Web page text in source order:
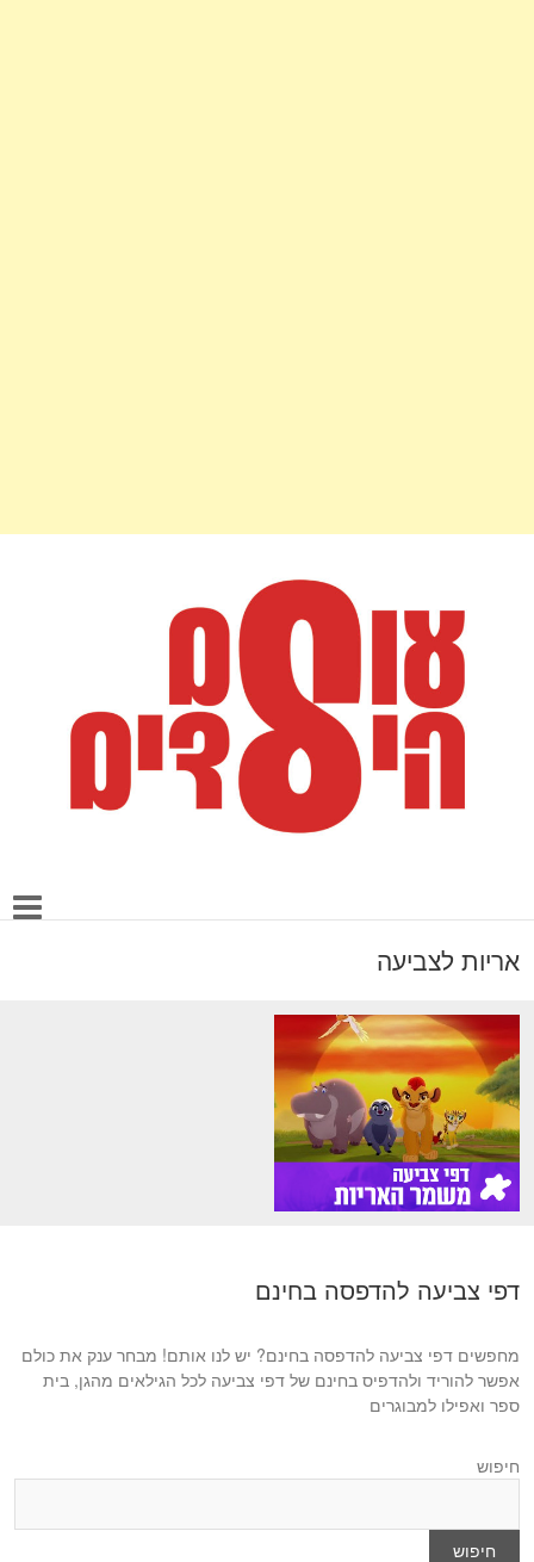
אריות לצביעה
דפי צביעה להדפסה בחינם
מחפשים דפי צביעה להדפסה בחינם? יש לנו אותם! מבחר ענק את כולם
אפשר להוריד ולהדפיס בחינם של דפי צביעה לכל הגילאים מהגן, בית
ספר ואפילו למבוגרים
חיפוש
חיפוש